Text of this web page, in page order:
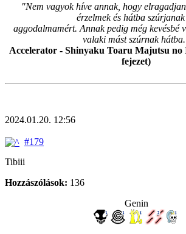
"Nem vagyok híve annak, hogy
érzelmek és hátba
aggodalmamért. Annak pedig még kevésbé
valaki mást szúrnak
Accelerator - Shinyaku Toaru Majutsu no
fejezet)
2024.01.20. 12:56
#179
Tibiii
Hozzászólások: 136
Genin